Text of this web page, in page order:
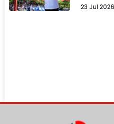
23 Jul 2026